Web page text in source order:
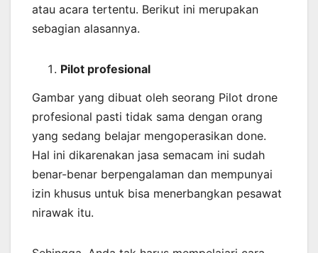
atau acara tertentu. Berikut ini merupakan
sebagian alasannya.
Pilot profesional
Gambar yang dibuat oleh seorang Pilot drone
profesional pasti tidak sama dengan orang
yang sedang belajar mengoperasikan done.
Hal ini dikarenakan jasa semacam ini sudah
benar-benar berpengalaman dan mempunyai
izin khusus untuk bisa menerbangkan pesawat
nirawak itu.